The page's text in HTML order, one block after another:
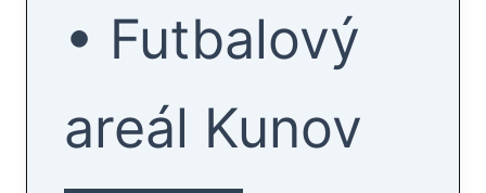
• Futbalový
areál Kunov